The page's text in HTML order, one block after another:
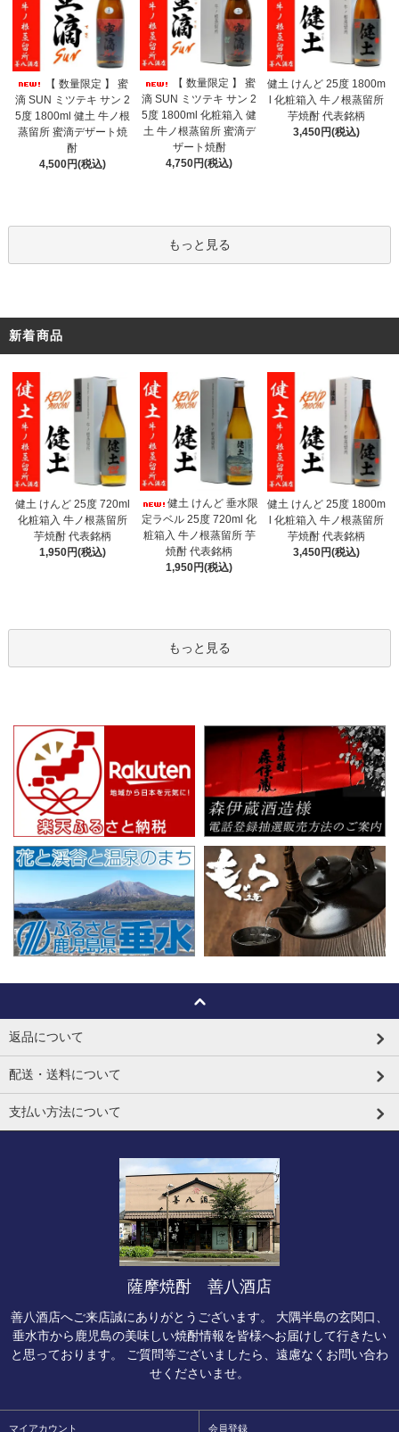
【 数量限定 】 蜜
滴 SUN ミツテキ サン 2
5度 1800ml 健土 牛ノ根
蒸留所 蜜滴デザート焼
酎
4,500円(税込)
【 数量限定 】 蜜
滴 SUN ミツテキ サン 2
5度 1800ml 化粧箱入 健
土 牛ノ根蒸留所 蜜滴デ
ザート焼酎
4,750円(税込)
健土 けんど 25度 1800m
l 化粧箱入 牛ノ根蒸留所
芋焼酎 代表銘柄
3,450円(税込)
もっと見る
新着商品
健土 けんど 25度 720ml
化粧箱入 牛ノ根蒸留所
芋焼酎 代表銘柄
1,950円(税込)
健土 けんど 垂水限
定ラベル 25度 720ml 化
粧箱入 牛ノ根蒸留所 芋
焼酎 代表銘柄
1,950円(税込)
健土 けんど 25度 1800m
l 化粧箱入 牛ノ根蒸留所
芋焼酎 代表銘柄
3,450円(税込)
もっと見る
返品について
配送・送料について
支払い方法について
薩摩焼酎 善八酒店
善八酒店へご来店誠にありがとうございます。 大隅半島の玄関口、
垂水市から鹿児島の美味しい焼酎情報を皆様へお届けして行きたい
と思っております。 ご質問等ございましたら、遠慮なくお問い合わ
せくださいませ。
マイアカウント 会員登録